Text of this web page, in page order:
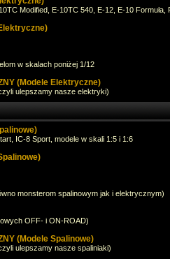
Modified, E-10TC 540, E-12, E-10 Formuła,
w skalach poniżej 1/12
(Modele Elektryczne)
ulepszamy nasze elektryki)
IC-8 Sport, modele w skali 1:5 i 1:6
monsterom spalinowym jak i elektrycznym)
OFF- i ON-ROAD)
(Modele Spalinowe)
ulepszamy nasze spaliniaki)